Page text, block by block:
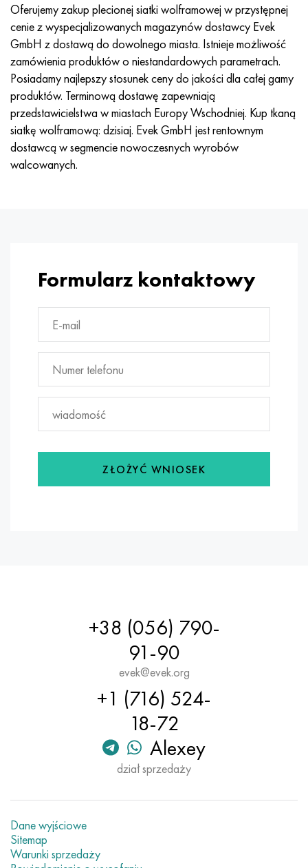
Oferujemy zakup plecionej siatki wolframowej w przystępnej
cenie z wyspecjalizowanych magazynów dostawcy Evek
GmbH z dostawą do dowolnego miasta. Istnieje możliwość
zamówienia produktów o niestandardowych parametrach.
Posiadamy najlepszy stosunek ceny do jakości dla całej gamy
produktów. Terminową dostawę zapewniają
przedstawicielstwa w miastach Europy Wschodniej. Kup tkaną
siatkę wolframową: dzisiaj. Evek GmbH jest rentownym
dostawcą w segmencie nowoczesnych wyrobów
walcowanych.
Formularz kontaktowy
ZŁOŻYĆ WNIOSEK
+38 (056) 790-
91-90
evek@evek.org
+1 (716) 524-
18-72
Alexey
dział sprzedaży
Dane wyjściowe
Sitemap
Warunki sprzedaży